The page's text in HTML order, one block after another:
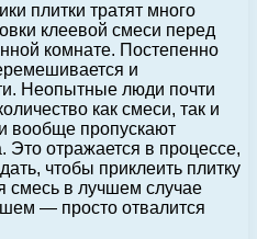
плитки тратят много
клеевой смеси перед
комнате. Постепенно
и
Неопытные люди почти
как смеси, так и
вообще пропускают
Это отражается в процессе,
чтобы приклеить плитку
смесь в лучшем случае
— просто отвалится